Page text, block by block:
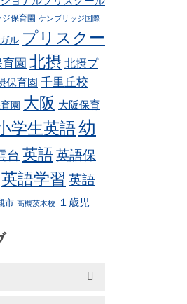
保育園 ケンブリッジ国際
ル プリスクー
育園 北摂 北摂プ
保育園 千里丘校
園 大阪 大阪保育
学生英語幼
台 英語英語保
英語学習 英語
市 高槻茨木校 １歳児